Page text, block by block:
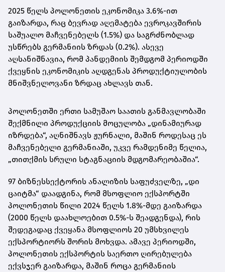
2025 წელს პოლონეთის ეკონომიკა 3.6%-ით
გაიზარდა, რაც ბევრად აღემატება ევროკავშირის
საშუალო მაჩვენებელს (1.5%) და საგრძნობლად
უსწრებს გერმანიის ზრდას (0.2%). ასევე
აღსანიშნავია, რომ პანდემიის შემდგომ პერიოდში
ქვეყნის ეკონომიკის აღდგენას პროდუქტიულობის
მნიშვნელოვანი ზრდაც ახლავს თან.
პოლონეთში ერთი სამუშაო საათის განმავლობაში
შექმნილი პროდუქციის მოცულობა „დინამიურად
იზრდება“, აღნიშნავს ჟურნალი, მაშინ როდესაც ეს
მაჩვენებელი გერმანიაში, უკვე რამდენიმე წელია,
„თითქმის სრული სტაგნაციის მდგომარეობაშია“.
97 ბიზნესსექტორის ანალიზის საფუძველზე, „დი
ცაიტმა“ დაადგინა, რომ მსოფლიო ექსპორტში
პოლონეთის წილი 2024 წელს 1.8%-მდე გაიზარდა
(2000 წელს დაახლოებით 0.5%-ს შეადგენდა), რის
შედეგადაც ქვეყანა მსოფლიოს 20 უმსხვილეს
ექსპორტიორს შორის მოხვდა. ამავე პერიოდში,
პოლონეთის ექსპორტის საერთო ღირებულება
ექვსჯერ გაიზარდა, მაშინ როცა გერმანიის